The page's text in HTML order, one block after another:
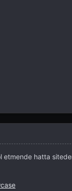
etmende hatta